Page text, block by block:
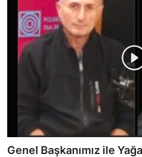
Genel Başkanımız ile